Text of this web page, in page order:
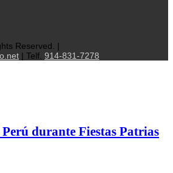
Reserved. |
| Telf. 914-831-7278
durante Fiestas Patrias